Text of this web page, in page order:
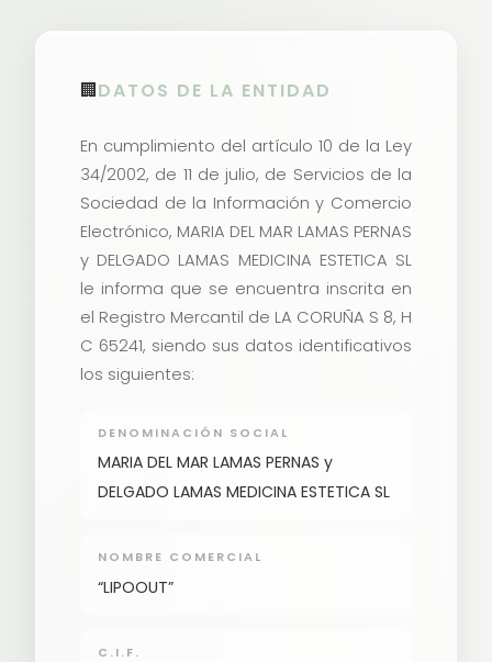
🏢DATOS DE LA ENTIDAD
En cumplimiento del artículo 10 de la Ley
34/2002, de 11 de julio, de Servicios de la
Sociedad de la Información y Comercio
Electrónico, MARIA DEL MAR LAMAS PERNAS
y DELGADO LAMAS MEDICINA ESTETICA SL
le informa que se encuentra inscrita en
el Registro Mercantil de LA CORUÑA S 8, H
C 65241, siendo sus datos identificativos
los siguientes:
DENOMINACIÓN SOCIAL
MARIA DEL MAR LAMAS PERNAS y
DELGADO LAMAS MEDICINA ESTETICA SL
NOMBRE COMERCIAL
“LIPOOUT”
C.I.F.